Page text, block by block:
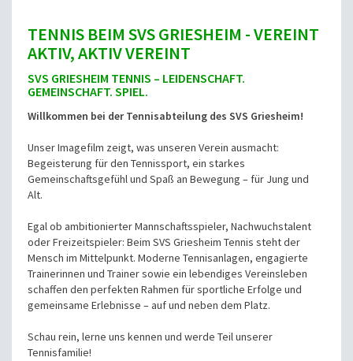
TENNIS BEIM SVS GRIESHEIM - VEREINT
AKTIV, AKTIV VEREINT
SVS GRIESHEIM TENNIS – LEIDENSCHAFT.
GEMEINSCHAFT. SPIEL.
Willkommen bei der Tennisabteilung des SVS Griesheim!
Unser Imagefilm zeigt, was unseren Verein ausmacht:
Begeisterung für den Tennissport, ein starkes
Gemeinschaftsgefühl und Spaß an Bewegung – für Jung und
Alt.
Egal ob ambitionierter Mannschaftsspieler, Nachwuchstalent
oder Freizeitspieler: Beim SVS Griesheim Tennis steht der
Mensch im Mittelpunkt. Moderne Tennisanlagen, engagierte
Trainerinnen und Trainer sowie ein lebendiges Vereinsleben
schaffen den perfekten Rahmen für sportliche Erfolge und
gemeinsame Erlebnisse – auf und neben dem Platz.
Schau rein, lerne uns kennen und werde Teil unserer
Tennisfamilie!